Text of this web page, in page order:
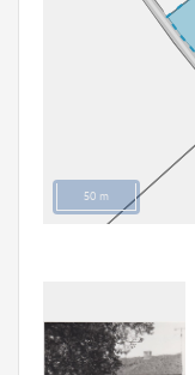
50 m